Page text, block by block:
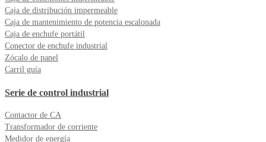
Caja de distribución impermeable
Caja de mantenimiento de potencia escalonada
Caja de enchufe portátil
Conector de enchufe industrial
Zócalo de panel
Carril guía
Serie de control industrial
Contactor de CA
Transformador de corriente
Medidor de energía